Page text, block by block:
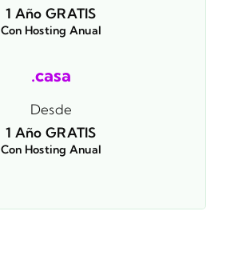
1 Año GRATIS
Con Hosting Anual
.casa
Desde
1 Año GRATIS
Con Hosting Anual